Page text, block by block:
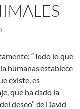
“Todo lo que
humanas establece
existe, es
que ha dado la
deseo” de David